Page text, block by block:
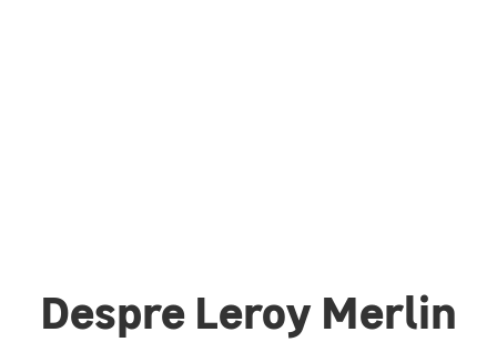
Despre Leroy Merlin